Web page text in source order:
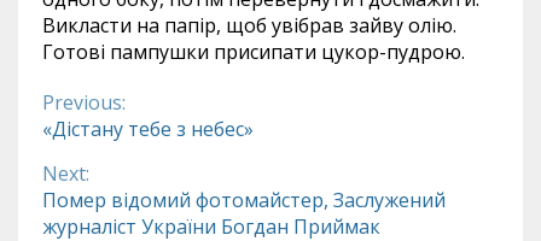
Викласти на папір, щоб увібрав зайву олію.
Готові пампушки присипати цукор-пудрою.
Continue
Reading
Previous:
«Дістану тебе з небес»
Next:
Помер відомий фотомайстер, Заслужений
журналіст України Богдан Приймак